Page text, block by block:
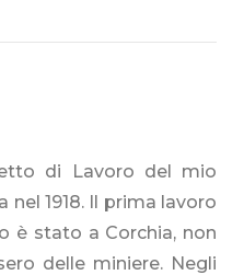
di Lavoro del mio
nel 1918. Il prima lavoro
è stato a Corchia, non
delle miniere. Negli